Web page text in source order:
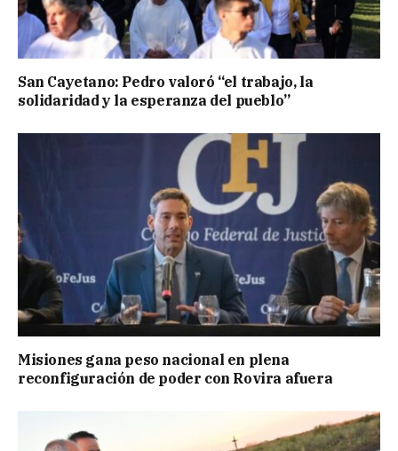
San Cayetano: Pedro valoró “el trabajo, la
solidaridad y la esperanza del pueblo”
Misiones gana peso nacional en plena
reconfiguración de poder con Rovira afuera